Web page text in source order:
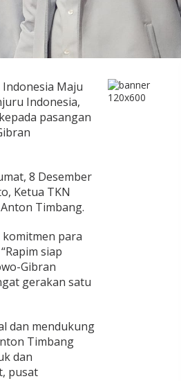
Indonesia Maju
Indonesia,
pasangan
8 Desember
Ketua TKN
Timbang.
komitmen para
siap
Gibran
gerakan satu
dan mendukung
Timbang
dan
pusat